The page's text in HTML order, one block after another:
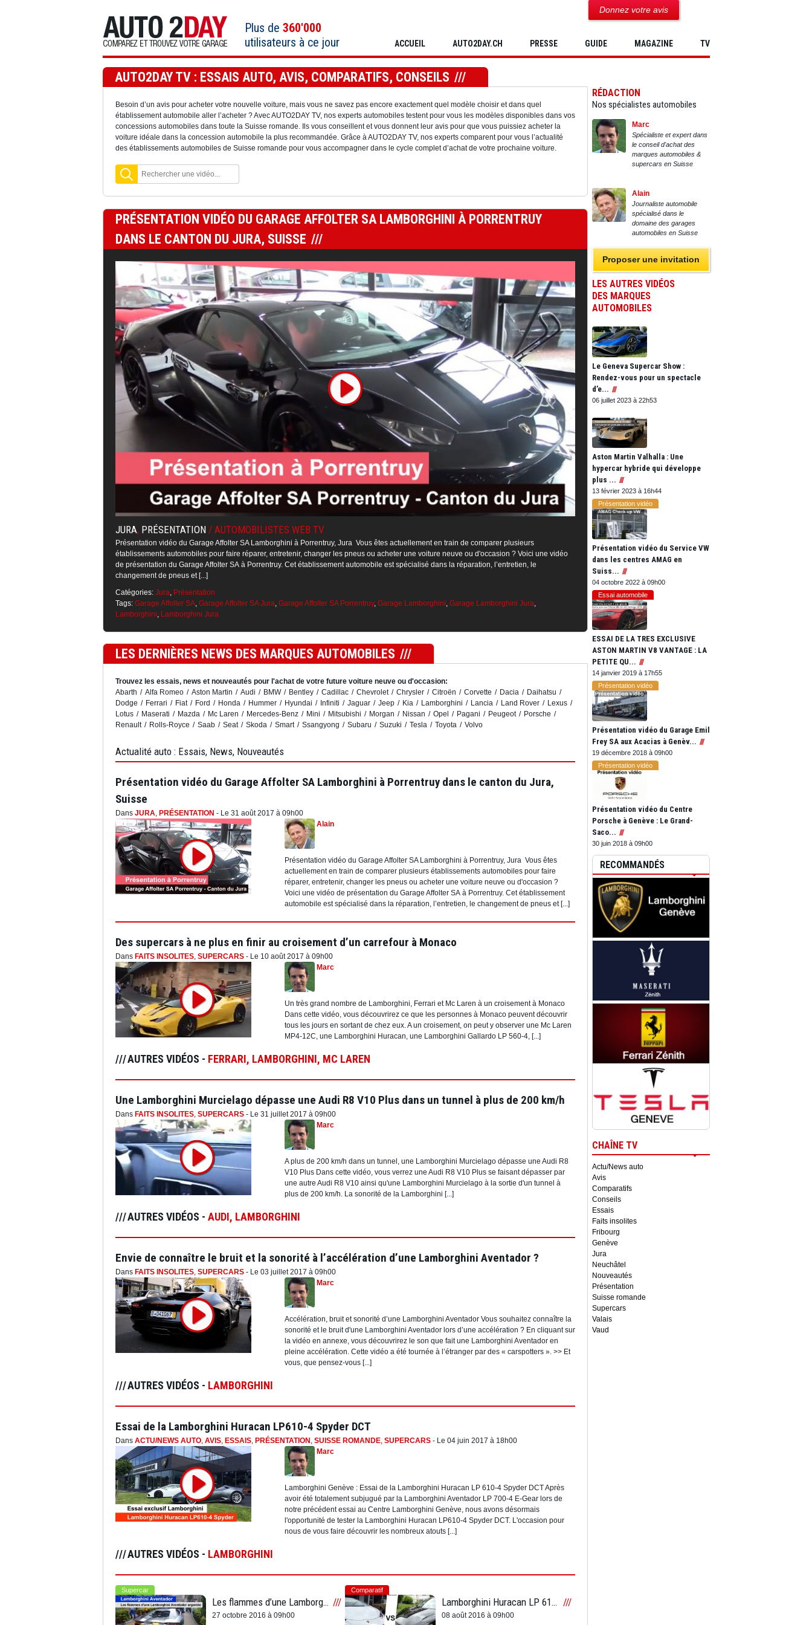
Plus de 360'000
utilisateurs à ce jour
ACCUEIL AUTO2DAY.CH PRESSE GUIDE MAGAZINE TV
Donnez votre avis
AUTO2DAY TV : ESSAIS AUTO, AVIS, COMPARATIFS, CONSEILS
Besoin d’un avis pour acheter votre nouvelle voiture, mais vous ne savez pas encore exactement quel modèle choisir et dans quel
établissement automobile aller l’acheter ? Avec AUTO2DAY TV, nos experts automobiles testent pour vous les modèles disponibles dans vos
concessions automobiles dans toute la Suisse romande. Ils vous conseillent et vous donnent leur avis pour que vous puissiez acheter la
voiture idéale dans la concession automobile la plus recommandée. Grâce à AUTO2DAY TV, nos experts comparent pour vous l’actualité
des établissements automobiles de Suisse romande pour vous accompagner dans le cycle complet d’achat de votre prochaine voiture.
PRÉSENTATION VIDÉO DU GARAGE AFFOLTER SA LAMBORGHINI À PORRENTRUY
DANS LE CANTON DU JURA, SUISSE
JURA, PRÉSENTATION/ AUTOMOBILISTES WEB TV
Présentation vidéo du Garage Affolter SA Lamborghini à Porrentruy, Jura Vous êtes actuellement en train de comparer plusieurs
établissements automobiles pour faire réparer, entretenir, changer les pneus ou acheter une voiture neuve ou d'occasion ? Voici une vidéo
de présentation du Garage Affolter SA à Porrentruy. Cet établissement automobile est spécialisé dans la réparation, l’entretien, le
changement de pneus et [...]
Catégories: Jura, Présentation
Tags: Garage Affolter SA, Garage Affolter SA Jura, Garage Affolter SA Porrentruy, Garage Lamborghini, Garage Lamborghini Jura,
Lamborghini, Lamborghini Jura
LES DERNIÈRES NEWS DES MARQUES AUTOMOBILES
Trouvez les essais, news et nouveautés pour l'achat de votre future voiture neuve ou d'occasion:
Abarth
Alfa Romeo Aston Martin Audi BMW Bentley Cadillac Chevrolet Chrysler Citroën Corvette Dacia
Daihatsu
Dodge
Ferrari Fiat Ford Honda Hummer Hyundai Infiniti Jaguar Jeep Kia Lamborghini Lancia Land Rover
Lexus
Lotus
Maserati Mazda Mc Laren Mercedes-Benz Mini Mitsubishi Morgan Nissan Opel Pagani Peugeot
Porsche
Renault
Rolls-Royce Saab Seat Skoda Smart Ssangyong Subaru Suzuki Tesla Toyota Volvo
Actualité auto : Essais, News, Nouveautés
Présentation vidéo du Garage Affolter SA Lamborghini à Porrentruy dans le canton du Jura,
Suisse
Dans JURA, PRÉSENTATION - Le 31 août 2017 à 09h00
Alain
Présentation vidéo du Garage Affolter SA Lamborghini à Porrentruy, Jura Vous êtes
actuellement en train de comparer plusieurs établissements automobiles pour faire
réparer, entretenir, changer les pneus ou acheter une voiture neuve ou d'occasion ?
Voici une vidéo de présentation du Garage Affolter SA à Porrentruy. Cet établissement
automobile est spécialisé dans la réparation, l’entretien, le changement de pneus et [...]
Des supercars à ne plus en finir au croisement d’un carrefour à Monaco
Dans FAITS INSOLITES, SUPERCARS- Le 10 août 2017 à 09h00
Marc
Un très grand nombre de Lamborghini, Ferrari et Mc Laren à un croisement à Monaco
Dans cette vidéo, vous découvrirez ce que les personnes à Monaco peuvent découvrir
tous les jours en sortant de chez eux. A un croisement, on peut y observer une Mc Laren
MP4-12C, une Lamborghini Huracan, une Lamborghini Gallardo LP 560-4, [...]
AUTRES VIDÉOS - FERRARI, LAMBORGHINI, MC LAREN
Une Lamborghini Murcielago dépasse une Audi R8 V10 Plus dans un tunnel à plus de 200 km/h
Dans FAITS INSOLITES, SUPERCARS- Le 31 juillet 2017 à 09h00
Marc
A plus de 200 km/h dans un tunnel, une Lamborghini Murcielago dépasse une Audi R8
V10 Plus Dans cette vidéo, vous verrez une Audi R8 V10 Plus se faisant dépasser par
une autre Audi R8 V10 ainsi qu'une Lamborghini Murcielago à la sortie d'un tunnel à
plus de 200 km/h. La sonorité de la Lamborghini [...]
AUTRES VIDÉOS - AUDI, LAMBORGHINI
Envie de connaître le bruit et la sonorité à l’accélération d’une Lamborghini Aventador ?
Dans FAITS INSOLITES, SUPERCARS- Le 03 juillet 2017 à 09h00
Marc
Accélération, bruit et sonorité d’une Lamborghini Aventador Vous souhaitez connaître la
sonorité et le bruit d'une Lamborghini Aventador lors d’une accélération ? En cliquant sur
la vidéo en annexe, vous découvrirez le son que fait une Lamborghini Aventador en
pleine accélération. Cette vidéo a été tournée à l’étranger par des « carspotters ». >> Et
vous, que pensez-vous [...]
AUTRES VIDÉOS - LAMBORGHINI
Essai de la Lamborghini Huracan LP610-4 Spyder DCT
Dans ACTU/NEWS AUTO, AVIS, ESSAIS, PRÉSENTATION , SUISSE ROMANDE, SUPERCARS- Le 04 juin 2017 à 18h00
Marc
Lamborghini Genève : Essai de la Lamborghini Huracan LP 610-4 Spyder DCT Après
avoir été totalement subjugué par la Lamborghini Aventador LP 700-4 E-Gear lors de
notre précédent essai au Centre Lamborghini Genève, nous avons désormais
l'opportunité de tester la Lamborghini Huracan LP610-4 Spyder DCT. L'occasion pour
nous de vous faire découvrir les nombreux atouts [...]
AUTRES VIDÉOS - LAMBORGHINI
Supercar
Les flammes d’une Lamborghini Aventador argentée plutôt impressionnante
27 octobre 2016 à 09h00
Comparatif
Lamborghini Huracan LP 610-4 vs Audi R8 V10 Plus : Notre comparatif et notre avis après notre essai sur la meilleure supercar
08 août 2016 à 09h00
RÉDACTION
Nos spécialistes automobiles
Marc
Spécialiste et expert dans
le conseil d'achat des
marques automobiles &
supercars en Suisse
Alain
Journaliste automobile
spécialisé dans le
domaine des garages
automobiles en Suisse
Proposer une invitation
LES AUTRES VIDÉOS
DES MARQUES
AUTOMOBILES
Le Geneva Supercar Show :
Rendez-vous pour un spectacle
d’e...
06 juillet 2023 à 22h53
Aston Martin Valhalla : Une
hypercar hybride qui développe
plus ...
13 février 2023 à 16h44
Présentation vidéo
Présentation vidéo du Service VW
dans les centres AMAG en
Suiss...
04 octobre 2022 à 09h00
Essai automobile
ESSAI DE LA TRES EXCLUSIVE
ASTON MARTIN V8 VANTAGE : LA
PETITE QU...
14 janvier 2019 à 17h55
Présentation vidéo
Présentation vidéo du Garage Emil
Frey SA aux Acacias à Genèv...
19 décembre 2018 à 09h00
Présentation vidéo
Présentation vidéo du Centre
Porsche à Genève : Le Grand-
Saco...
30 juin 2018 à 09h00
RECOMMANDÉS
CHAÎNE TV
Actu/News auto
Avis
Comparatifs
Conseils
Essais
Faits insolites
Fribourg
Genève
Jura
Neuchâtel
Nouveautés
Présentation
Suisse romande
Supercars
Valais
Vaud